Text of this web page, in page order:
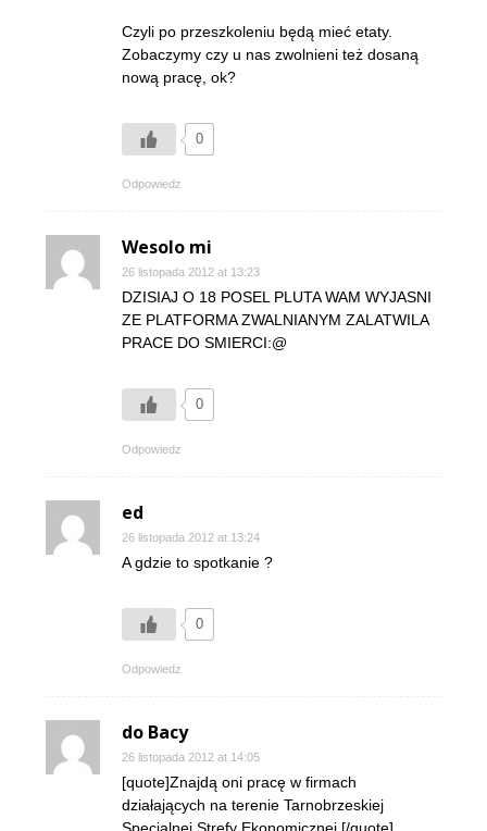
Czyli po przeszkoleniu będą mieć etaty.
Zobaczymy czy u nas zwolnieni też dosaną
nową pracę, ok?
0
Odpowiedz
Wesolo mi
26 listopada 2012 at 13:23
DZISIAJ O 18 POSEL PLUTA WAM WYJASNI
ZE PLATFORMA ZWALNIANYM ZALATWILA
PRACE DO SMIERCI:@
0
Odpowiedz
ed
26 listopada 2012 at 13:24
A gdzie to spotkanie ?
0
Odpowiedz
do Bacy
26 listopada 2012 at 14:05
[quote]Znajdą oni pracę w firmach
działających na terenie Tarnobrzeskiej